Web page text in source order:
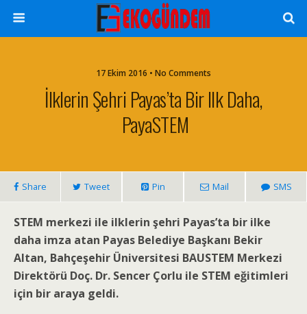
17 Ekim 2016 • No Comments
İlklerin Şehri Payas’ta Bir Ilk Daha,
PayaSTEM
Share Tweet Pin Mail SMS
STEM merkezi ile ilklerin şehri Payas’ta bir ilke
daha imza atan Payas Belediye Başkanı Bekir
Altan, Bahçeşehir Üniversitesi BAUSTEM Merkezi
Direktörü Doç. Dr. Sencer Çorlu ile STEM eğitimleri
için bir araya geldi.